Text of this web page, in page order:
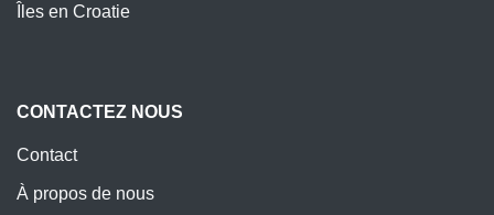
Îles en Croatie
CONTACTEZ NOUS
Contact
À propos de nous